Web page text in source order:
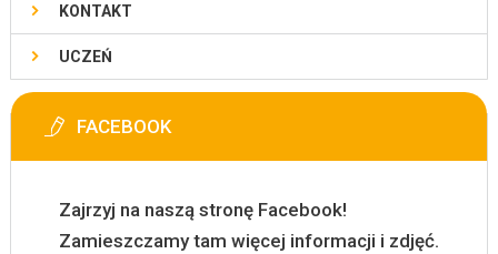
KONTAKT
UCZEŃ
FACEBOOK
Zajrzyj na naszą stronę Facebook!
Zamieszczamy tam więcej informacji i zdjęć.